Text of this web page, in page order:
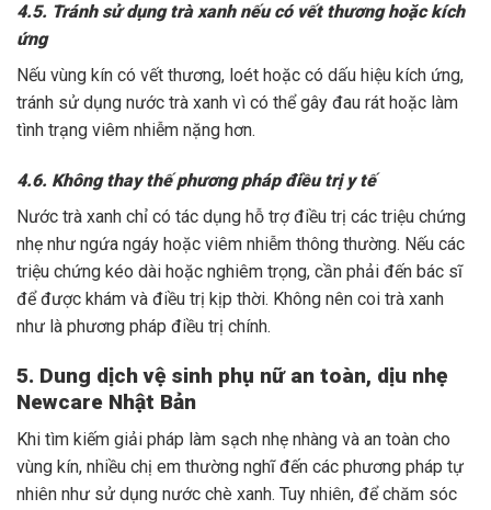
4.5. Tránh sử dụng trà xanh nếu có vết thương hoặc kích
ứng
Nếu vùng kín có vết thương, loét hoặc có dấu hiệu kích ứng,
tránh sử dụng nước trà xanh vì có thể gây đau rát hoặc làm
tình trạng viêm nhiễm nặng hơn.
4.6. Không thay thế phương pháp điều trị y tế
Nước trà xanh chỉ có tác dụng hỗ trợ điều trị các triệu chứng
nhẹ như ngứa ngáy hoặc viêm nhiễm thông thường. Nếu các
triệu chứng kéo dài hoặc nghiêm trọng, cần phải đến bác sĩ
để được khám và điều trị kịp thời. Không nên coi trà xanh
như là phương pháp điều trị chính.
5. Dung dịch vệ sinh phụ nữ an toàn, dịu nhẹ
Newcare Nhật Bản
Khi tìm kiếm giải pháp làm sạch nhẹ nhàng và an toàn cho
vùng kín, nhiều chị em thường nghĩ đến các phương pháp tự
nhiên như sử dụng nước chè xanh. Tuy nhiên, để chăm sóc